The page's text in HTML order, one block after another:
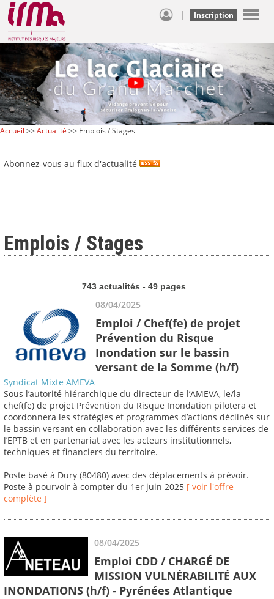
| Inscription
Accueil >>Actualité >> Emplois / Stages
Abonnez-vous au flux d'actualité
Emplois / Stages
743 actualités - 49 pages
08/04/2025
Emploi / Chef(fe) de projet
Prévention du Risque
Inondation sur le bassin
versant de la Somme (h/f)
Syndicat Mixte AMEVA
Sous l’autorité hiérarchique du directeur de l’AMEVA, le/la
chef(fe) de projet Prévention du Risque Inondation pilotera et
coordonnera les stratégies et programmes d’actions déclinés sur
le bassin versant en collaboration avec les différents services de
l’EPTB et en partenariat avec les acteurs institutionnels,
techniques et financiers du territoire.
Poste basé à Dury (80480) avec des déplacements à prévoir.
Poste à pourvoir à compter du 1er juin 2025 [ voir l'offre
complète ]
08/04/2025
Emploi CDD / CHARGÉ DE
MISSION VULNÉRABILITÉ AUX
INONDATIONS (h/f) - Pyrénées Atlantique